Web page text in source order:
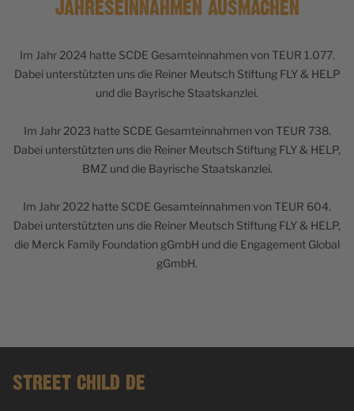
JAHRESEINNAHMEN AUSMACHEN
Im Jahr 2024 hatte SCDE Gesamteinnahmen von TEUR 1.077.
Dabei unterstützten uns die Reiner Meutsch Stiftung FLY & HELP
und die Bayrische Staatskanzlei.
Im Jahr 2023 hatte SCDE Gesamteinnahmen von TEUR 738.
Dabei unterstützten uns die Reiner Meutsch Stiftung FLY & HELP,
BMZ und die Bayrische Staatskanzlei.
Im Jahr 2022 hatte SCDE Gesamteinnahmen von TEUR 604.
Dabei unterstützten uns die Reiner Meutsch Stiftung FLY & HELP,
die Merck Family Foundation gGmbH und die Engagement Global
gGmbH.
STREET CHILD DE